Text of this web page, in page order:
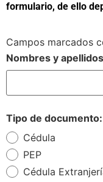
formulario, de ello
Campos marcados
Nombres y
Tipo de documento:
Cédula
PEP
Cédula